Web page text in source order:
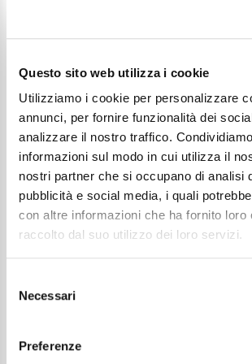
Questo sito web utilizza i cookie
Utilizziamo i cookie per personalizzare
annunci, per fornire funzionalità dei
analizzare il nostro traffico.
informazioni sul modo in cui utilizza il
nostri partner che si occupano di analisi
pubblicità e social media, i quali
con altre informazioni che ha fornito loro
raccolto dal suo utilizzo dei loro servizi.
delNecessari
Preferenze
Plan your trip
organise your stay